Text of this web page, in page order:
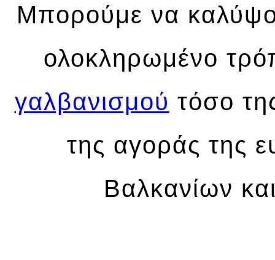
Μπορούμε να
ολοκληρωμένο
γαλβανισμού τόσο
της αγοράς της
Βαλκανίων